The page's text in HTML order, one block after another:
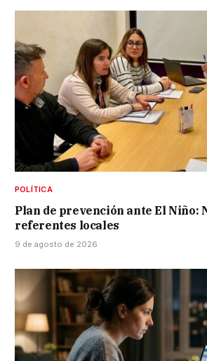
POLÍTICA
Plan de prevención ante El Niño:
referentes locales
9 de agosto de 2026